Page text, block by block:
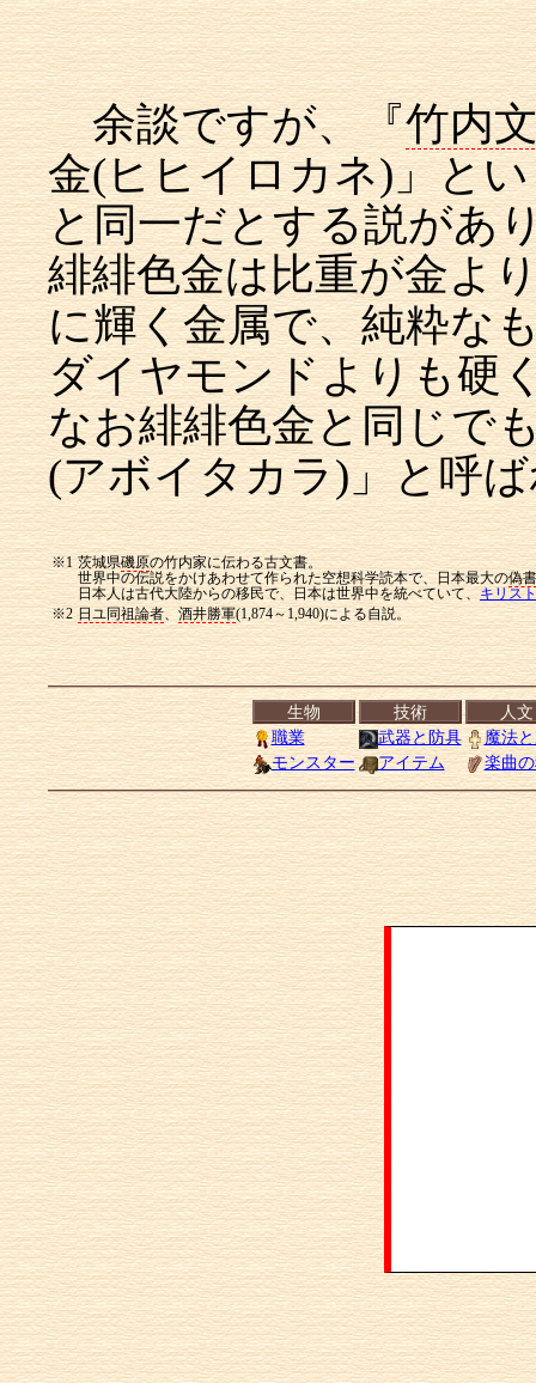
余談ですが、『竹内
金(ヒヒイロカネ)」と
と同一だとする説があ
緋緋色金は比重が金よ
に輝く金属で、純粋な
ダイヤモンドよりも硬
なお緋緋色金と同じで
(アボイタカラ)」と呼
※1 茨城県磯原の竹内家に伝わる古文書。
世界中の伝説をかけあわせて作られた空想科学読本で、日本最大の偽書
日本人は古代大陸からの移民で、日本は世界中を統べていて、キリスト
※2 日ユ同祖論者、酒井勝軍(1,874～1,940)による自説。